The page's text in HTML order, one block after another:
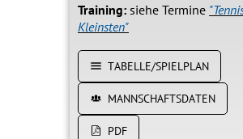
Training: siehe Termine
Kleinsten"
TABELLE/SPIELPLAN
MANNSCHAFTSDATEN
PDF